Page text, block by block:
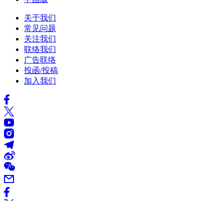
关于我们
常见问题
关注我们
联络我们
广告联络
投函/投稿
加入我们